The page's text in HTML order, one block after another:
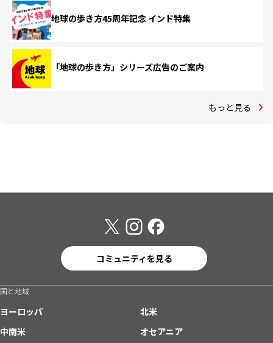
地球の歩き方45周年記念 インド特集
「地球の歩き方」シリーズ広告のご案内
もっと見る
コミュニティを見る
国と地域
ヨーロッパ
北米
中南米
オセアニア